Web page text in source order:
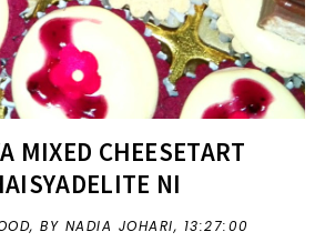
MIXED CHEESETART
NI
,BY NADIA JOHARI, 13:27:00